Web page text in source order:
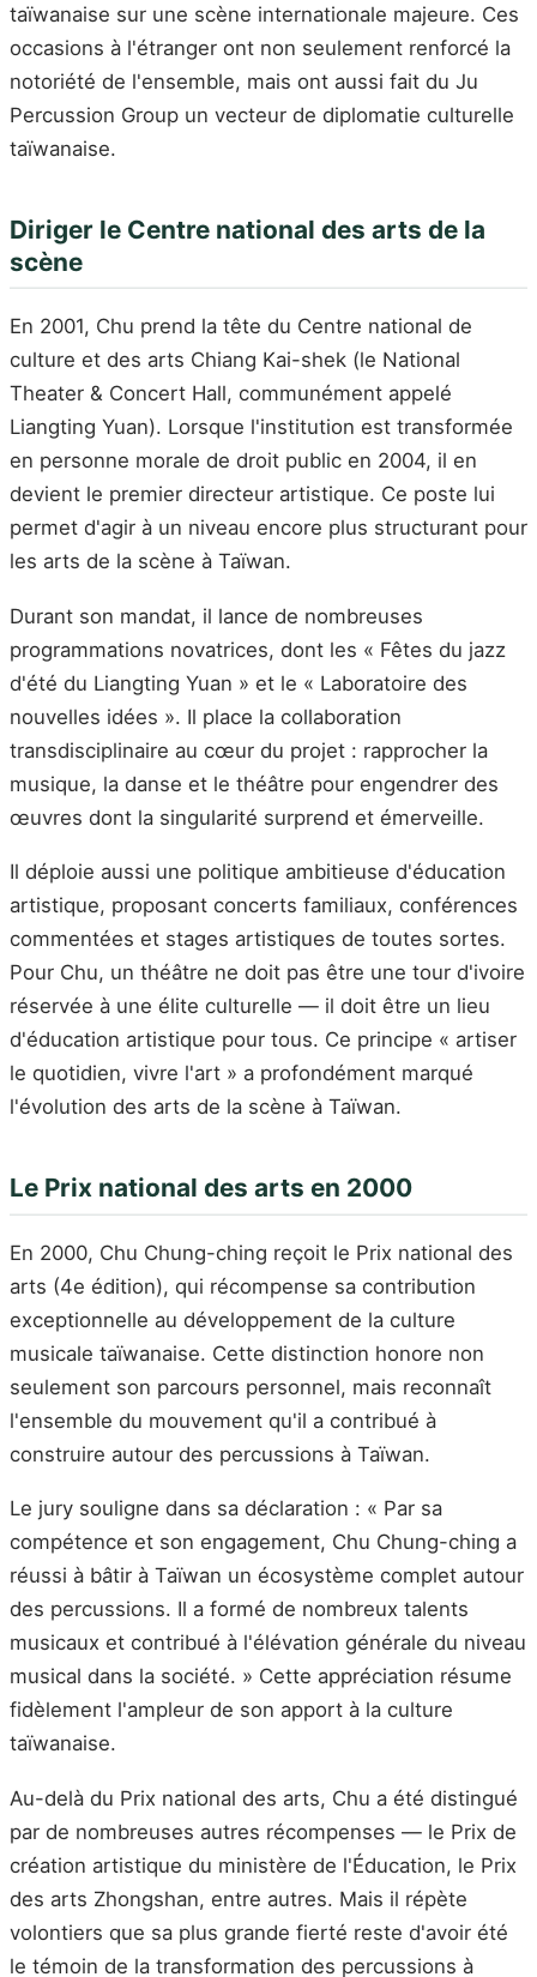
taïwanaise sur une scène internationale majeure. Ces
occasions à l'étranger ont non seulement renforcé la
notoriété de l'ensemble, mais ont aussi fait du Ju
Percussion Group un vecteur de diplomatie culturelle
taïwanaise.
Diriger le Centre national des arts de la
scène
En 2001, Chu prend la tête du Centre national de
culture et des arts Chiang Kai-shek (le National
Theater & Concert Hall, communément appelé
Liangting Yuan). Lorsque l'institution est transformée
en personne morale de droit public en 2004, il en
devient le premier directeur artistique. Ce poste lui
permet d'agir à un niveau encore plus structurant pour
les arts de la scène à Taïwan.
Durant son mandat, il lance de nombreuses
programmations novatrices, dont les « Fêtes du jazz
d'été du Liangting Yuan » et le « Laboratoire des
nouvelles idées ». Il place la collaboration
transdisciplinaire au cœur du projet : rapprocher la
musique, la danse et le théâtre pour engendrer des
œuvres dont la singularité surprend et émerveille.
Il déploie aussi une politique ambitieuse d'éducation
artistique, proposant concerts familiaux, conférences
commentées et stages artistiques de toutes sortes.
Pour Chu, un théâtre ne doit pas être une tour d'ivoire
réservée à une élite culturelle — il doit être un lieu
d'éducation artistique pour tous. Ce principe « artiser
le quotidien, vivre l'art » a profondément marqué
l'évolution des arts de la scène à Taïwan.
Le Prix national des arts en 2000
En 2000, Chu Chung-ching reçoit le Prix national des
arts (4e édition), qui récompense sa contribution
exceptionnelle au développement de la culture
musicale taïwanaise. Cette distinction honore non
seulement son parcours personnel, mais reconnaît
l'ensemble du mouvement qu'il a contribué à
construire autour des percussions à Taïwan.
Le jury souligne dans sa déclaration : « Par sa
compétence et son engagement, Chu Chung-ching a
réussi à bâtir à Taïwan un écosystème complet autour
des percussions. Il a formé de nombreux talents
musicaux et contribué à l'élévation générale du niveau
musical dans la société. » Cette appréciation résume
fidèlement l'ampleur de son apport à la culture
taïwanaise.
Au-delà du Prix national des arts, Chu a été distingué
par de nombreuses autres récompenses — le Prix de
création artistique du ministère de l'Éducation, le Prix
des arts Zhongshan, entre autres. Mais il répète
volontiers que sa plus grande fierté reste d'avoir été
le témoin de la transformation des percussions à